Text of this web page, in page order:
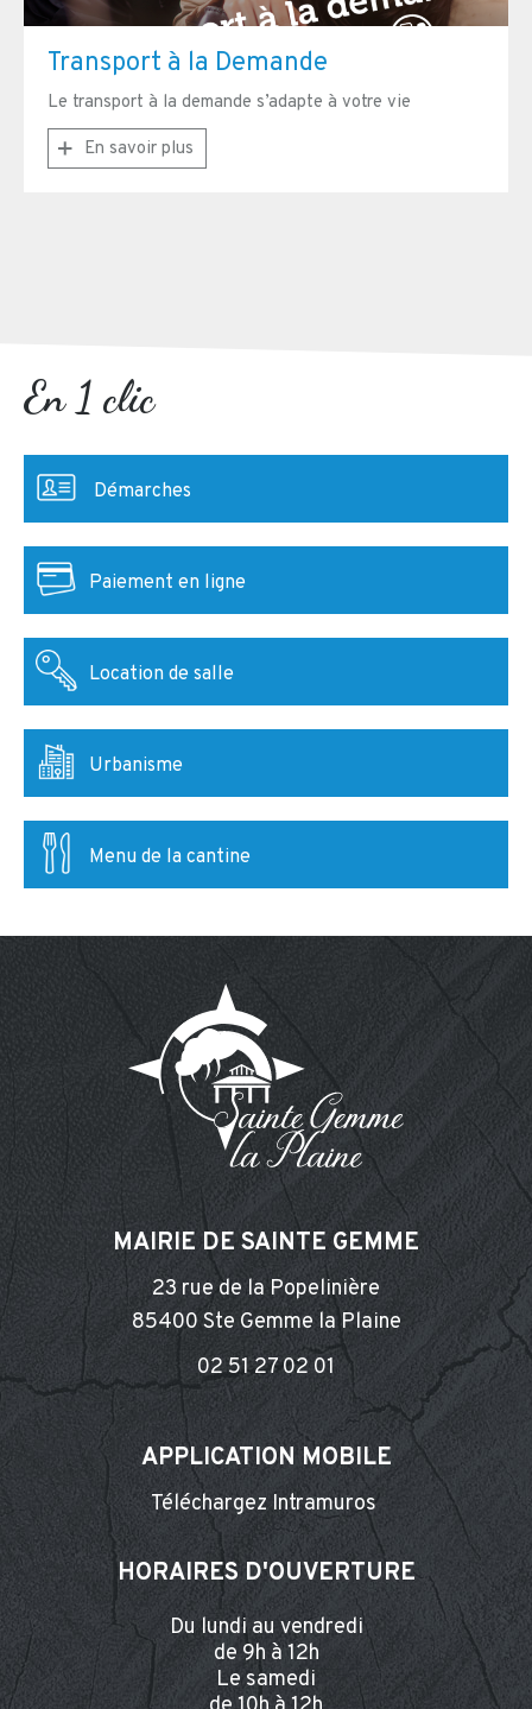
Transport à la Demande
Le transport à la demande s’adapte à votre vie
En savoir plus
En 1 clic
Démarches
Paiement en ligne
Location de salle
Urbanisme
Menu de la cantine
MAIRIE DE SAINTE GEMME
23 rue de la Popelinière
85400 Ste Gemme la Plaine
02 51 27 02 01
APPLICATION MOBILE
Téléchargez Intramuros
HORAIRES D'OUVERTURE
Du lundi au vendredi
de 9h à 12h
Le samedi